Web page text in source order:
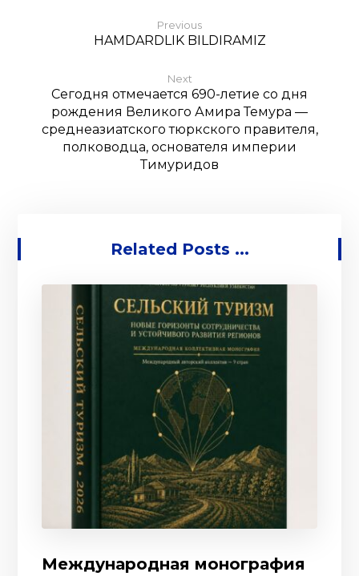
Previous
HAMDARDLIK BILDIRAMIZ
Next
Сегодня отмечается 690-летие со дня
рождения Великого Амира Темура —
среднеазиатского тюркского правителя,
полководца, основателя империи
Тимуридов
Related Posts ...
Международная монография